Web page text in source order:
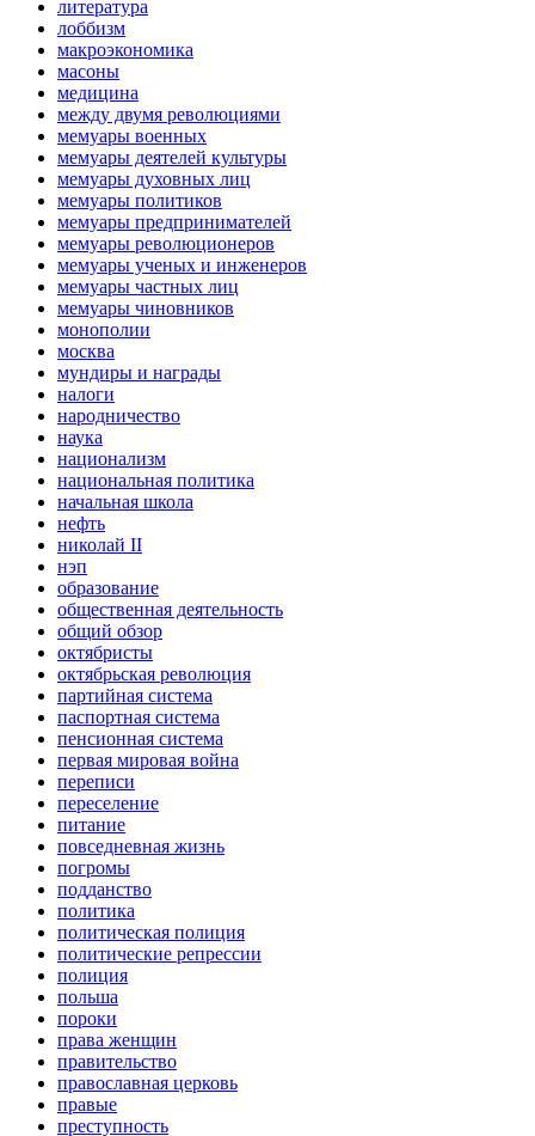
литература
лоббизм
макроэкономика
масоны
медицина
между двумя революциями
мемуары военных
мемуары деятелей культуры
мемуары духовных лиц
мемуары политиков
мемуары предпринимателей
мемуары революционеров
мемуары ученых и инженеров
мемуары частных лиц
мемуары чиновников
монополии
москва
мундиры и награды
налоги
народничество
наука
национализм
национальная политика
начальная школа
нефть
николай II
нэп
образование
общественная деятельность
общий обзор
октябристы
октябрьская революция
партийная система
паспортная система
пенсионная система
первая мировая война
переписи
переселение
питание
повседневная жизнь
погромы
подданство
политика
политическая полиция
политические репрессии
полиция
польша
пороки
права женщин
правительство
православная церковь
правые
преступность